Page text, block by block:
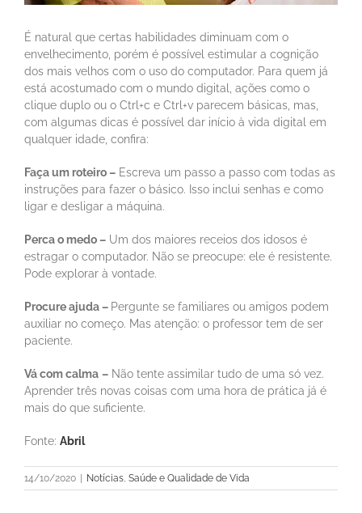
É natural que certas habilidades diminuam com o
envelhecimento, porém é possível estimular a cognição
dos mais velhos com o uso do computador. Para quem já
está acostumado com o mundo digital, ações como o
clique duplo ou o Ctrl+c e Ctrl+v parecem básicas, mas,
com algumas dicas é possível dar início à vida digital em
qualquer idade, confira:
Faça um roteiro – Escreva um passo a passo com todas as
instruções para fazer o básico. Isso inclui senhas e como
ligar e desligar a máquina.
Perca o medo – Um dos maiores receios dos idosos é
estragar o computador. Não se preocupe: ele é resistente.
Pode explorar à vontade.
Procure ajuda – Pergunte se familiares ou amigos podem
auxiliar no começo. Mas atenção: o professor tem de ser
paciente.
Vá com calma – Não tente assimilar tudo de uma só vez.
Aprender três novas coisas com uma hora de prática já é
mais do que suficiente.
Fonte: Abril
14/10/2020 Notícias, Saúde e Qualidade de Vida